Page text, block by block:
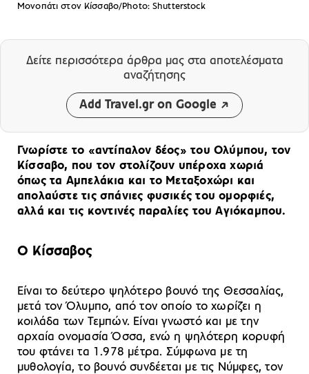
Μονοπάτι στον Κίσσαβο/Photo: Shutterstock
Δείτε περισσότερα άρθρα μας στα αποτελέσματα
αναζήτησης
Add Travel.gr on Google
Γνωρίστε το «αντίπαλον δέος» του Ολύμπου, τον
Κίσσαβο, που τον στολίζουν υπέροχα χωριά
όπως τα Αμπελάκια και το Μεταξοχώρι και
απολαύστε τις σπάνιες φυσικές του ομορφιές,
αλλά και τις κοντινές παραλίες του Αγιόκαμπου.
Ο Κίσσαβος
Είναι το δεύτερο ψηλότερο βουνό της Θεσσαλίας,
μετά τον Όλυμπο, από τον οποίο το χωρίζει η
κοιλάδα των Τεμπών. Είναι γνωστό και με την
αρχαία ονομασία Όσσα, ενώ η ψηλότερη κορυφή
του φτάνει τα 1.978 μέτρα. Σύμφωνα με τη
μυθολογία, το βουνό συνδέεται με τις Νύμφες, τον